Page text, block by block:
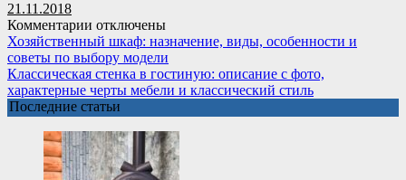
выбор
мебели,
условия
заказа
и
доставки
21.11.2018
Комментарии к
записи
Как
собрать
офисное
кресло
без
помощи
посторонних
отключены
Хозяйственный шкаф: назначение, виды, особенности и
советы по выбору модели
Классическая стенка в гостиную: описание с фото,
характерные черты мебели и классический стиль
Последние статьи